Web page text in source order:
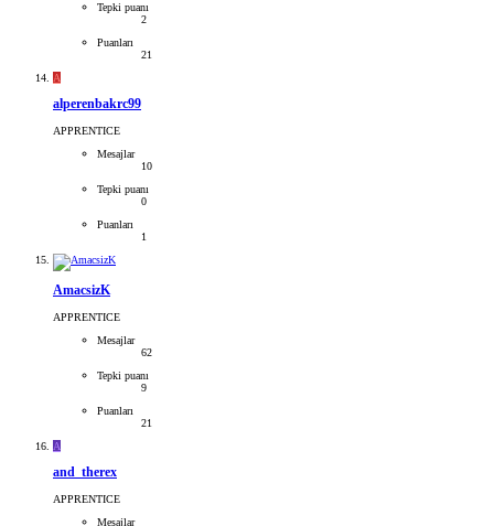
Tepki puanı
2
Puanları
21
A
alperenbakrc99
APPRENTICE
Mesajlar
10
Tepki puanı
0
Puanları
1
AmacsizK
APPRENTICE
Mesajlar
62
Tepki puanı
9
Puanları
21
A
and_therex
APPRENTICE
Mesajlar